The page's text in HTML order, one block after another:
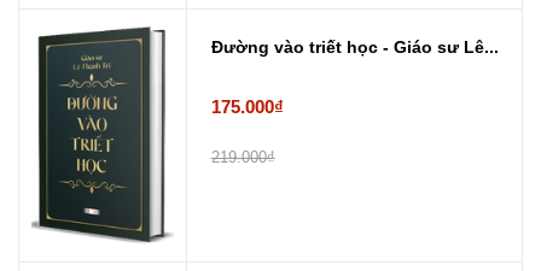
Đường vào triết học - Giáo sư Lê...
175.000₫
219.000₫